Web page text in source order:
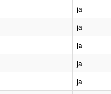
ja
ja
ja
ja
ja